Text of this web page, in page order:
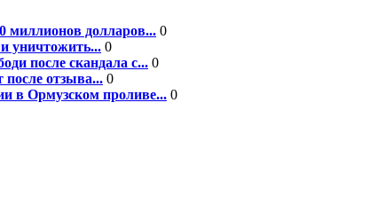
миллионов долларов... 0
уничтожить... 0
после скандала с... 0
отзыва... 0
в Ормузском проливе... 0